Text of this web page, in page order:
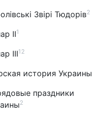
Звірі Тюдорів2
II1
III12
история Украины
праздники
2